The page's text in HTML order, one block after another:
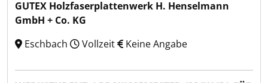
GUTEX Holzfaserplattenwerk H. Henselmann
GmbH + Co. KG
Eschbach
Vollzeit Keine Angabe